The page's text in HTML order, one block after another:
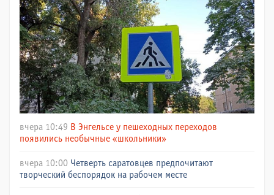
вчера 10:49 В Энгельсе у пешеходных переходов
появились необычные «школьники»
вчера 10:00 Четверть саратовцев предпочитают
творческий беспорядок на рабочем месте